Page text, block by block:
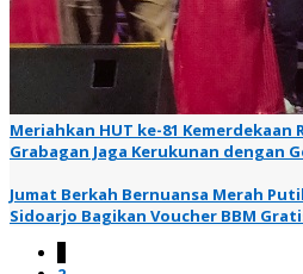
Meriahkan HUT ke-81 Kemerdekaan
Grabagan Jaga Kerukunan dengan
Jumat Berkah Bernuansa Merah
Sidoarjo Bagikan Voucher BBM